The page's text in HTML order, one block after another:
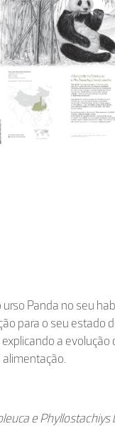
Panda no seu
para o seu estado
a
e